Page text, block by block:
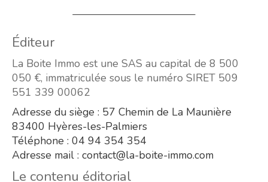
Éditeur
La Boite Immo est une SAS au capital de 8 500
050 €, immatriculée sous le numéro SIRET 509
551 339 00062
Adresse du siège : 57 Chemin de La Maunière
83400 Hyères-les-Palmiers
Téléphone : 04 94 354 354
Adresse mail : contact@la-boite-immo.com
Le contenu éditorial